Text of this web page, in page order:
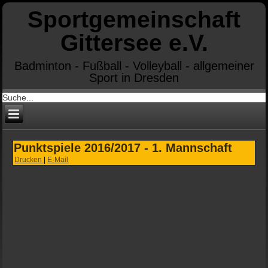
Sportgemeinschaft
Gittersee e.V.
Badminton - Fußball - Volleyball - allgemeiner
Sport in Dresden
Punktspiele 2016/2017 - 1. Mannschaft
Drucken | E-Mail